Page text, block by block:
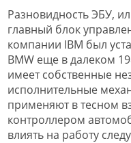
Разновидность ЭБУ,
главный блок
компании IBM был
BMW еще в далеком
имеет собственные
исполнительные
применяют в тесном
контроллером
влиять на работу